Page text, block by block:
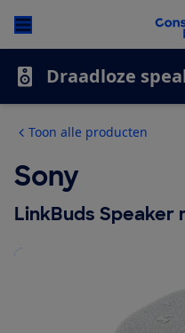
Draadloze
Toon alle producten
Sony
LinkBuds